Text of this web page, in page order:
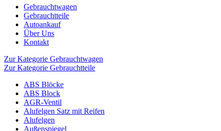
Gebrauchtwagen
Gebrauchtteile
Autoankauf
Über Uns
Kontakt
Zur Kategorie Gebrauchtwagen
Zur Kategorie Gebrauchtteile
ABS Blöcke
ABS Block
AGR-Ventil
Alufelgen Satz mit Reifen
Alufelgen
Außenspiegel